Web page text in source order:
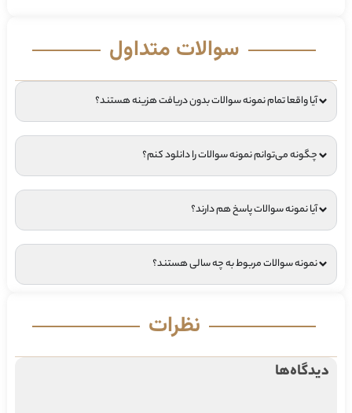
سوالات متداول
آیا واقعا تمام نمونه سوالات بدون دریافت هزینه هستند؟
چگونه می‌توانم نمونه سوالات را دانلود کنم؟
آیا نمونه سوالات پاسخ هم دارند؟
نمونه سوالات مربوط به چه سالی هستند؟
نظرات
دیدگاه‌ها